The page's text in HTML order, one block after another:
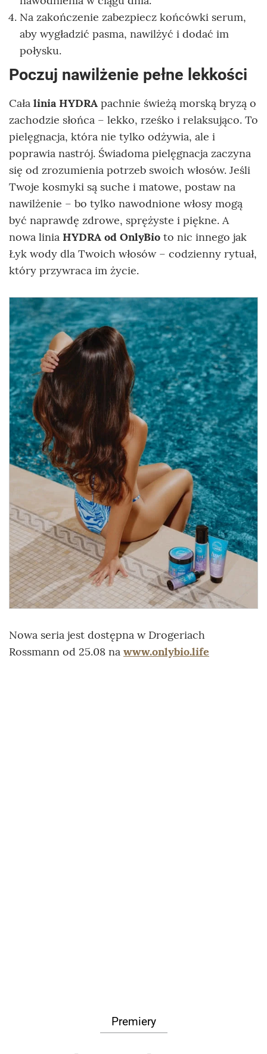
Na zakończenie zabezpiecz końcówki serum,
aby wygładzić pasma, nawilżyć i dodać im
połysku.
Poczuj nawilżenie pełne lekkości
Cała linia HYDRA pachnie świeżą morską bryzą o
zachodzie słońca – lekko, rześko i relaksująco. To
pielęgnacja, która nie tylko odżywia, ale i
poprawia nastrój. Świadoma pielęgnacja zaczyna
się od zrozumienia potrzeb swoich włosów. Jeśli
Twoje kosmyki są suche i matowe, postaw na
nawilżenie – bo tylko nawodnione włosy mogą
być naprawdę zdrowe, sprężyste i piękne. A
nowa linia HYDRA od OnlyBio to nic innego jak
Łyk wody dla Twoich włosów – codzienny rytuał,
który przywraca im życie.
Nowa seria jest dostępna w Drogeriach
Rossmann od 25.08 na www.onlybio.life
Premiery